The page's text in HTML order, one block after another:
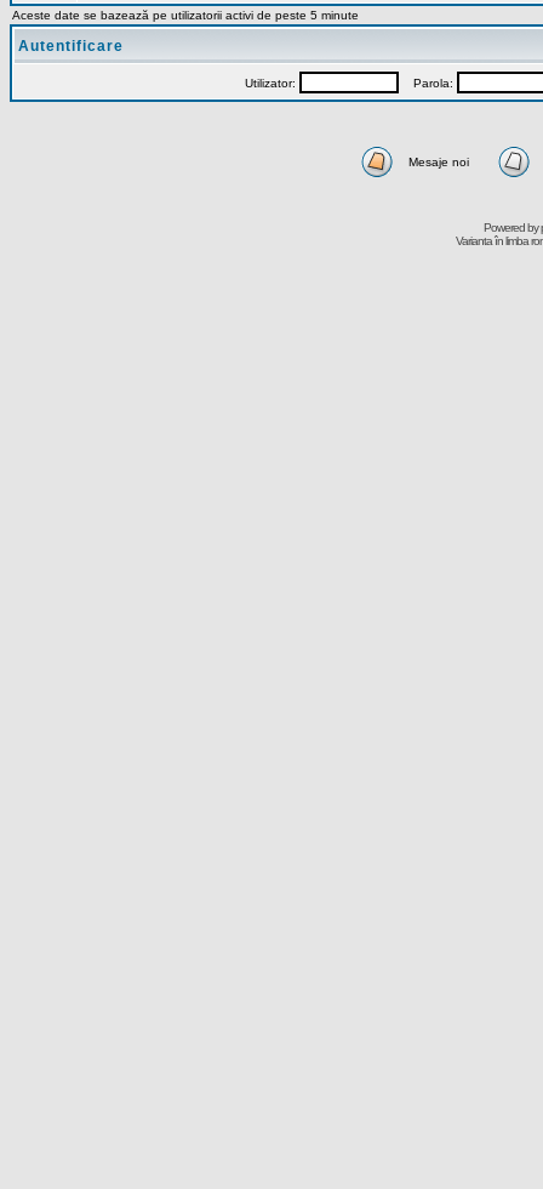
Aceste date se bazează pe utilizatorii activi de peste 5 minute
Autentificare
Utilizator: Parola:
Mesaje noi
Powered by
Varianta în limba